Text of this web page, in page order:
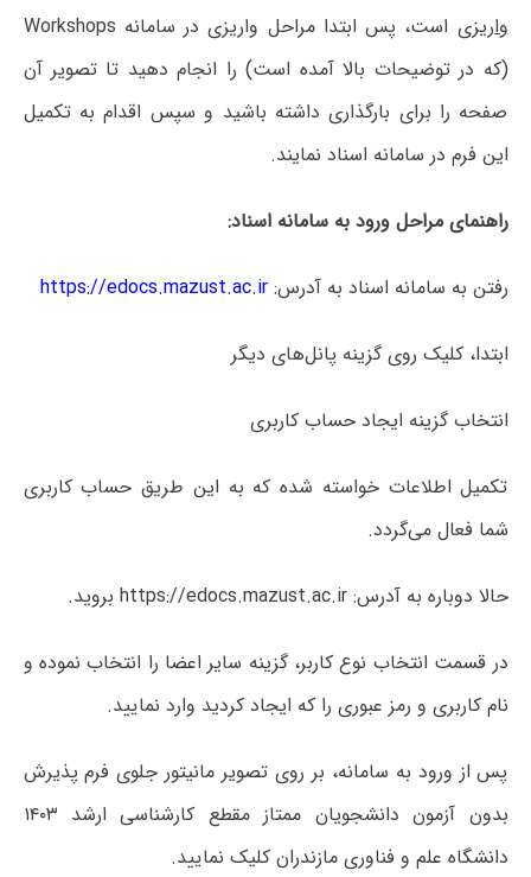
واریزی
است، پس ابتدا مراحل واریزی در سامانه Workshops
(که در توضیحات بالا آمده است) را انجام دهید تا تصویر آن
صفحه را برای بارگذاری داشته باشید و سپس اقدام به تکمیل
این فرم در سامانه اسناد نمایند.
راهنمای مراحل ورود به سامانه اسناد:
رفتن به سامانه اسناد به آدرس:https://edocs.mazust.ac.ir
ابتدا، کلیک روی گزینه پانل‌های دیگر
انتخاب گزینه ایجاد حساب کاربری
تکمیل اطلاعات خواسته شده که به این طریق حساب کاربری
شما فعال می‌گردد.
حالا دوباره به آدرس: https://edocs.mazust.ac.ir بروید.
در قسمت انتخاب نوع کاربر، گزینه سایر اعضا را انتخاب نموده و
نام کاربری و رمز عبوری را که ایجاد کردید وارد نمایید.
پس از ورود به سامانه، بر روی تصویر مانیتور جلوی فرم پذیرش
بدون آزمون دانشجویان ممتاز مقطع کارشناسی ارشد ۱۴۰۳
دانشگاه علم و فناوری مازندران کلیک نمایید.